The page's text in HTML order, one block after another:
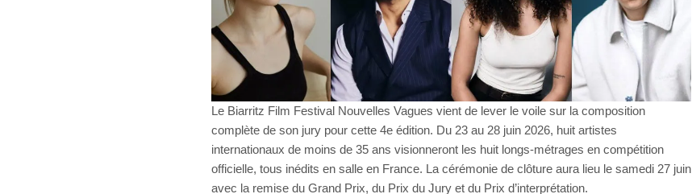
Le Biarritz Film Festival Nouvelles Vagues vient de lever le voile sur la composition
complète de son jury pour cette 4e édition. Du 23 au 28 juin 2026, huit artistes
internationaux de moins de 35 ans visionneront les huit longs-métrages en compétition
officielle, tous inédits en salle en France. La cérémonie de clôture aura lieu le samedi 27 juin
avec la remise du Grand Prix, du Prix du Jury et du Prix d’interprétation.